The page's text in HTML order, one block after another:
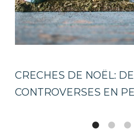
CRECHES DE NOËL:
CONTROVERSES EN